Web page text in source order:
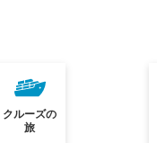
クルーズの
旅